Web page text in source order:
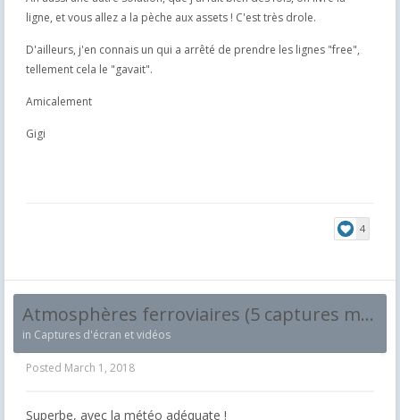
ligne, et vous allez a la pèche aux assets ! C'est très drole.
D'ailleurs, j'en connais un qui a arrêté de prendre les lignes "free",
tellement cela le "gavait".
Amicalement
Gigi
4
Atmosphères ferroviaires (5 captures maximum et par jour !)
in Captures d'écran et vidéos
Posted March 1, 2018
Superbe, avec la météo adéquate !